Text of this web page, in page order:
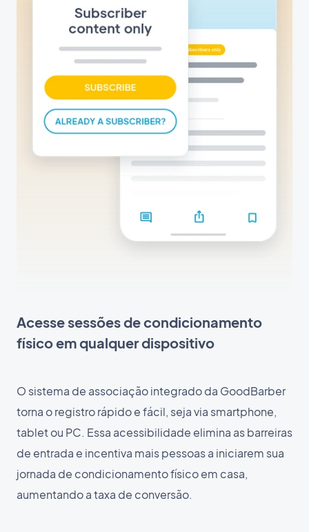
Acesse sessões de condicionamento
físico em qualquer dispositivo
O sistema de associação integrado da GoodBarber
torna o registro rápido e fácil, seja via smartphone,
tablet ou PC. Essa acessibilidade elimina as barreiras
de entrada e incentiva mais pessoas a iniciarem sua
jornada de condicionamento físico em casa,
aumentando a taxa de conversão.